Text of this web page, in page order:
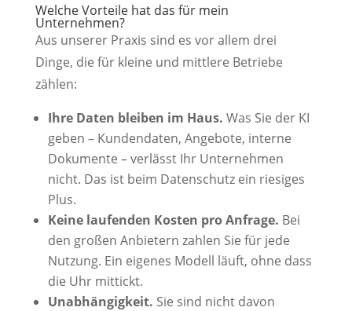
Welche Vorteile hat das für mein
Unternehmen?
Aus unserer Praxis sind es vor allem drei
Dinge, die für kleine und mittlere Betriebe
zählen:
Ihre Daten bleiben im Haus. Was Sie der KI
geben – Kundendaten, Angebote, interne
Dokumente – verlässt Ihr Unternehmen
nicht. Das ist beim Datenschutz ein riesiges
Plus.
Keine laufenden Kosten pro Anfrage. Bei
den großen Anbietern zahlen Sie für jede
Nutzung. Ein eigenes Modell läuft, ohne dass
die Uhr mittickt.
Unabhängigkeit. Sie sind nicht davon